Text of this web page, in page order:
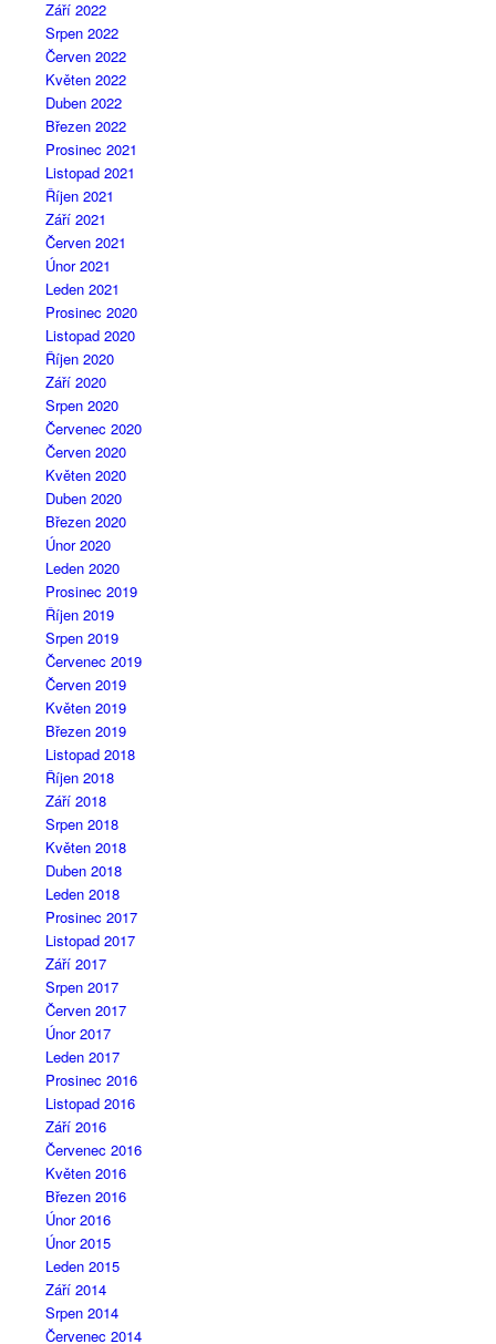
Září 2022
Srpen 2022
Červen 2022
Květen 2022
Duben 2022
Březen 2022
Prosinec 2021
Listopad 2021
Říjen 2021
Září 2021
Červen 2021
Únor 2021
Leden 2021
Prosinec 2020
Listopad 2020
Říjen 2020
Září 2020
Srpen 2020
Červenec 2020
Červen 2020
Květen 2020
Duben 2020
Březen 2020
Únor 2020
Leden 2020
Prosinec 2019
Říjen 2019
Srpen 2019
Červenec 2019
Červen 2019
Květen 2019
Březen 2019
Listopad 2018
Říjen 2018
Září 2018
Srpen 2018
Květen 2018
Duben 2018
Leden 2018
Prosinec 2017
Listopad 2017
Září 2017
Srpen 2017
Červen 2017
Únor 2017
Leden 2017
Prosinec 2016
Listopad 2016
Září 2016
Červenec 2016
Květen 2016
Březen 2016
Únor 2016
Únor 2015
Leden 2015
Září 2014
Srpen 2014
Červenec 2014